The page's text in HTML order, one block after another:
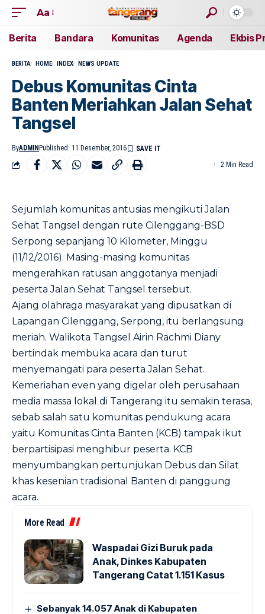
Aa
Berita Bandara Komunitas Agenda Ekbis
BERITA HOME INDEX NEWS UPDATE
Debus Komunitas Cinta
Banten Meriahkan Jalan Sehat
Tangsel
ByADMIN Published: 11 Desember, 2016
2 Min Read
Sejumlah komunitas antusias mengikuti Jalan
Sehat Tangsel dengan rute Cilenggang-BSD
Serpong sepanjang 10 Kilometer, Minggu
(11/12/2016). Masing-masing komunitas
mengerahkan ratusan anggotanya menjadi
peserta Jalan Sehat Tangsel tersebut.
Ajang olahraga masyarakat yang dipusatkan di
Lapangan Cilenggang, Serpong, itu berlangsung
meriah. Walikota Tangsel Airin Rachmi Diany
bertindak membuka acara dan turut
menyemangati para peserta Jalan Sehat.
Kemeriahan even yang digelar oleh perusahaan
media massa lokal di Tangerang itu semakin terasa,
sebab salah satu komunitas pendukung acara
yaitu Komunitas Cinta Banten (KCB) tampak ikut
berpartisipasi menghibur peserta. KCB
menyumbangkan pertunjukan Debus dan Silat
khas kesenian tradisional Banten di panggung
acara.
More Read
Waspadai Gizi Buruk pada
Anak, Dinkes Kabupaten
Tangerang Catat 1.151 Kasus
Sebanyak 14.057 Anak di Kabupaten